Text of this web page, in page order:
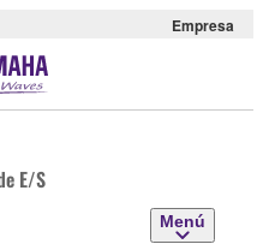
Empresa
E/S
Menú